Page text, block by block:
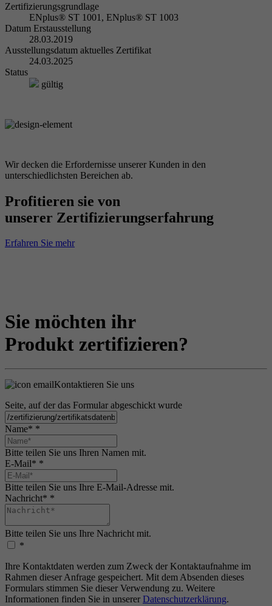
Zertifizierungsgrundlage
ENplus® ST 1001, ENplus® ST 1003
Datum Erstausstellung
28.03.2019
Ausstellungsdatum aktuelles Zertifikat
24.03.2025
Status
gültig
Wir decken die Erfordernisse unserer Kunden in den
unterschiedlichsten Bereichen ab.
Profitieren sie von
unserer Zertifizierungserfahrung
Erfahren Sie mehr
Sie möchten ihr
Produkt zertifizieren?
Kontaktieren Sie uns
Seite, auf der das Formular abgeschickt wurde
Name* *
Bitte teilen Sie uns Ihren Namen mit.
E-Mail* *
Bitte teilen Sie uns Ihre E-Mail-Adresse mit.
Nachricht* *
Bitte teilen Sie uns Ihre Nachricht mit.
*
Ihre Kontaktdaten werden zum Zweck der Kontaktaufnahme im
Rahmen dieser Anfrage gespeichert. Mit dem Absenden dieses
Formulars stimmen Sie dieser Verwendung zu. Weitere
Informationen finden Sie in unserer Datenschutzerklärung.